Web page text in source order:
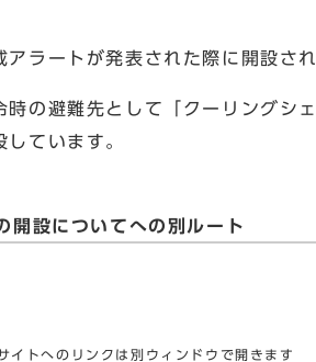
ラートが発表された際に開設さ
の避難先として「クーリングシ
ています。
開設についてへの別ルート
イトへのリンクは別ウィンドウで開きます